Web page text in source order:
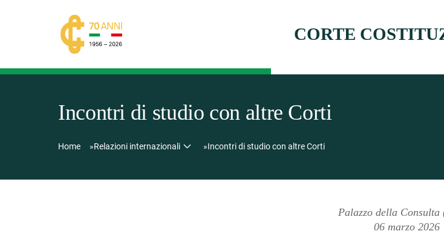
CORTE
Incontri di studio con altre Corti
Home Relazioni internazionali Incontri di studio con altre Corti
Palazzo della Consulta
06 marzo 2026